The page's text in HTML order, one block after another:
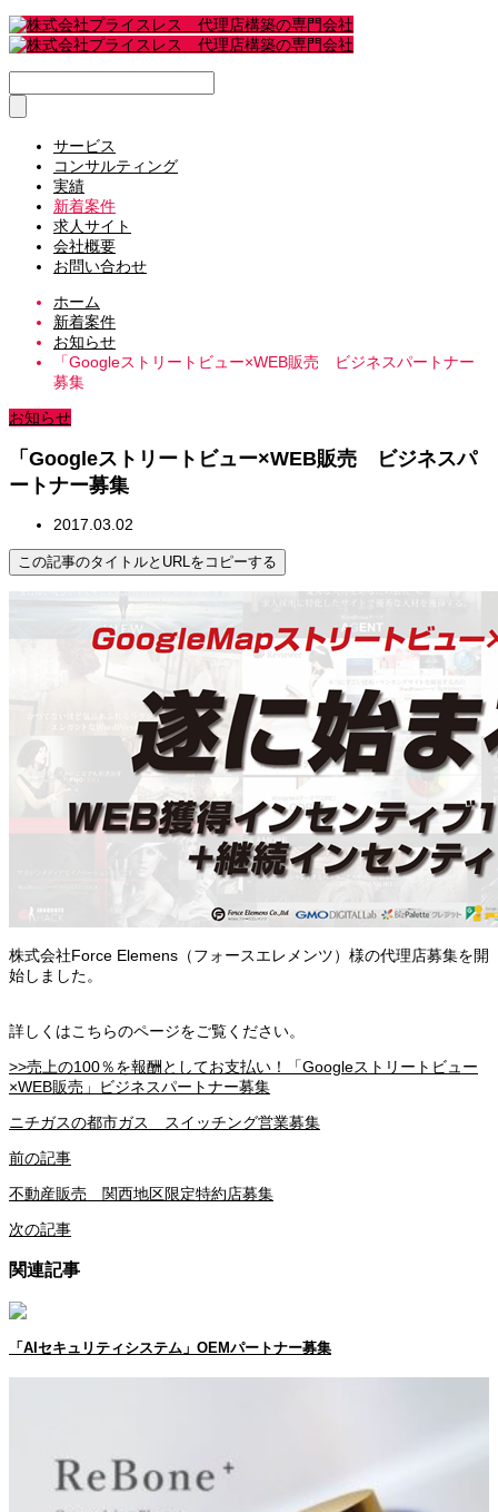
サービス
コンサルティング
実績
新着案件
求人サイト
会社概要
お問い合わせ
ホーム
新着案件
お知らせ
「Googleストリートビュー×WEB販売 ビジネスパートナー
募集
お知らせ
「Googleストリートビュー×WEB販売 ビジネスパ
ートナー募集
2017.03.02
この記事のタイトルとURLをコピーする
株式会社Force Elemens（フォースエレメンツ）様の代理店募集を開
始しました。
詳しくはこちらのページをご覧ください。
>>売上の100％を報酬としてお支払い！「Googleストリートビュー
×WEB販売」ビジネスパートナー募集
ニチガスの都市ガス スイッチング営業募集
前の記事
不動産販売 関西地区限定特約店募集
次の記事
関連記事
「AIセキュリティシステム」OEMパートナー募集